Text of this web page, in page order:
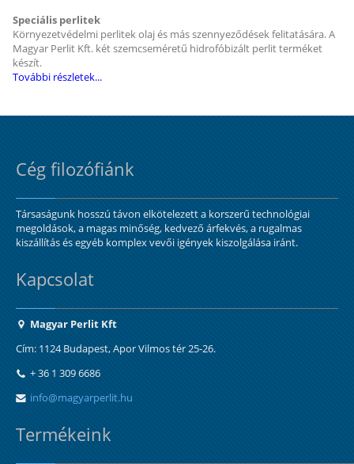
Speciális perlitek
Környezetvédelmi perlitek olaj és más szennyeződések felitatására. A
Magyar Perlit Kft. két szemcseméretű hidrofóbizált perlit terméket
készít.
További részletek...
Cég filozófiánk
Társaságunk hosszú távon elkötelezett a korszerű technológiai
megoldások, a magas minőség, kedvező árfekvés, a rugalmas
kiszállítás és egyéb komplex vevői igények kiszolgálása iránt.
Kapcsolat
Magyar Perlit Kft
Cím: 1124 Budapest, Apor Vilmos tér 25-26.
+ 36 1 309 6686
info@magyarperlit.hu
Termékeink